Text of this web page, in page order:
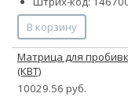
В корзину
Матрица для
(КВТ)
10029.56 руб.